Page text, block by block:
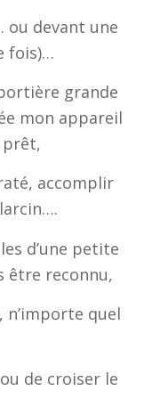
devant une
fois)…
grande
mon appareil
accomplir
d’une petite
être reconnu,
n’importe quel
de croiser le